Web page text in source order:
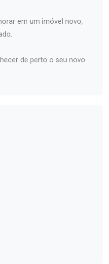
em um imóvel novo,
de perto o seu novo